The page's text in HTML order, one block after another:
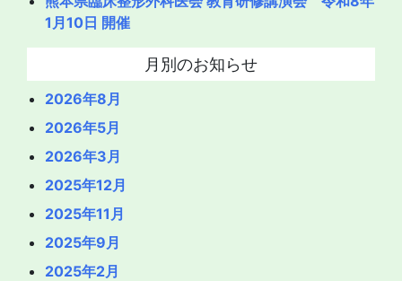
1月10日 開催
月別のお知らせ
2026年8月
2026年5月
2026年3月
2025年12月
2025年11月
2025年9月
2025年2月